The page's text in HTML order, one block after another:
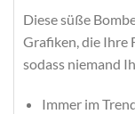
Diese süße
Grafiken, die Ihre
sodass niemand
Immer im